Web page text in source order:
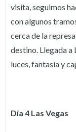
visita, seguimos
con algunos
cerca de la
destino. Llegada a
luces, fantasía y
Día 4 Las Vegas